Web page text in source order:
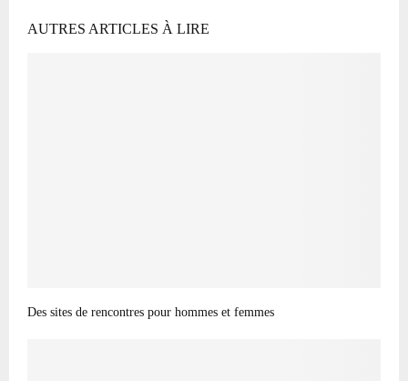
AUTRES ARTICLES À LIRE
Des sites de rencontres pour hommes et femmes